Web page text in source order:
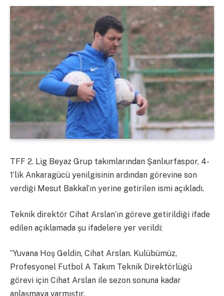
TFF 2. Lig Beyaz Grup takımlarından Şanlıurfaspor, 4-
1’lik Ankaragücü yenilgisinin ardından görevine son
verdiği Mesut Bakkal’ın yerine getirilen ismi açıkladı.
Teknik direktör Cihat Arslan’ın göreve getirildiği ifade
edilen açıklamada şu ifadelere yer verildi:
”Yuvana Hoş Geldin, Cihat Arslan. Kulübümüz,
Profesyonel Futbol A Takım Teknik Direktörlüğü
görevi için Cihat Arslan ile sezon sonuna kadar
anlaşmaya varmıştır.